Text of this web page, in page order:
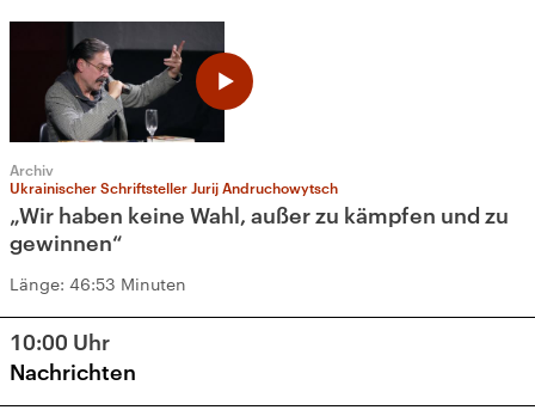
Archiv
Ukrainischer Schriftsteller Jurij Andruchowytsch
„Wir haben keine Wahl, außer zu kämpfen und zu
gewinnen“
Länge: 46:53 Minuten
10:00 Uhr
Nachrichten